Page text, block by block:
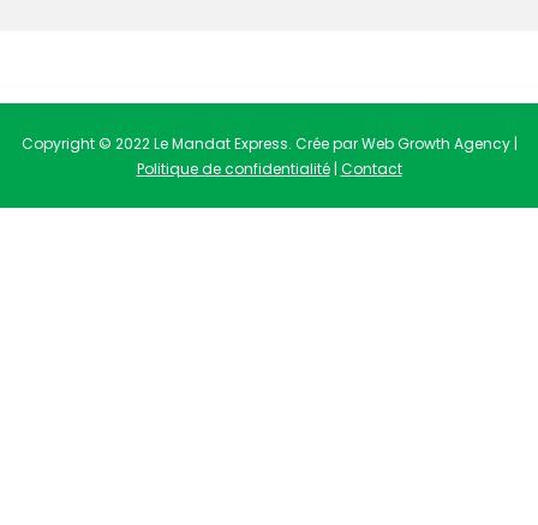
Copyright © 2022 Le Mandat Express. Crée par Web Growth Agency |
Politique de confidentialité| Contact